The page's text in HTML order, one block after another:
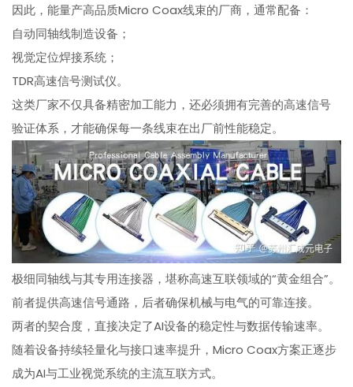
因此，能量产高品质Micro Coax线束的厂商，通常配备：
自动同轴线制造设备；
视觉定位焊接系统；
TDR高速信号测试仪。
这类厂家不仅具备精密加工能力，还必须拥有完善的高速信号
验证体系，才能确保每一条线束在出厂前性能稳定。
极细同轴线与其专用连接器，堪称高速互联领域的“黄金组合”。
前者提供高速信号通路，后者确保机械与电气的可靠连接。
两者的契合度，直接决定了AI设备的稳定性与数据传输速率。
随着设备持续轻量化与接口速率提升，Micro Coax方案正逐步
成为AI与工业视觉系统的主流互联方式。